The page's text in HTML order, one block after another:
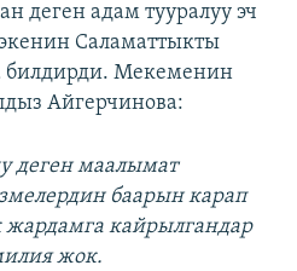
деген адам тууралуу эч
Саламаттыкты
билдирди. Мекеменин
Айгерчинова:
деген маалымат
баарын карап
кайрылгандар
жок.